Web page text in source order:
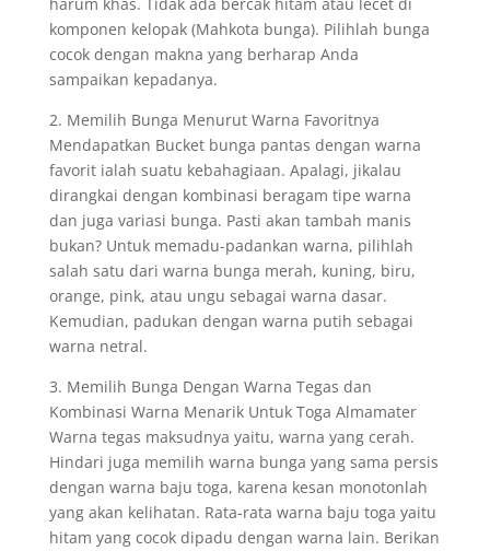
komponen kelopak (Mahkota bunga). Pilihlah bunga
cocok dengan makna yang berharap Anda
sampaikan kepadanya.
2. Memilih Bunga Menurut Warna Favoritnya
Mendapatkan Bucket bunga pantas dengan warna
favorit ialah suatu kebahagiaan. Apalagi, jikalau
dirangkai dengan kombinasi beragam tipe warna
dan juga variasi bunga. Pasti akan tambah manis
bukan? Untuk memadu-padankan warna, pilihlah
salah satu dari warna bunga merah, kuning, biru,
orange, pink, atau ungu sebagai warna dasar.
Kemudian, padukan dengan warna putih sebagai
warna netral.
3. Memilih Bunga Dengan Warna Tegas dan
Kombinasi Warna Menarik Untuk Toga Almamater
Warna tegas maksudnya yaitu, warna yang cerah.
Hindari juga memilih warna bunga yang sama persis
dengan warna baju toga, karena kesan monotonlah
yang akan kelihatan. Rata-rata warna baju toga yaitu
hitam yang cocok dipadu dengan warna lain. Berikan